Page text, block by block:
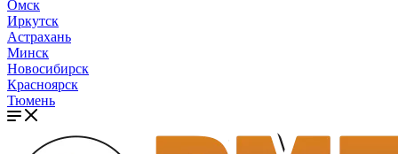
Омск
Иркутск
Астрахань
Минск
Новосибирск
Красноярск
Тюмень